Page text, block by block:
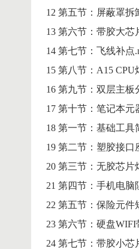
12 第五节：屏蔽罩拆
13 第六节：带胶大芯
14 第七节：飞线补点
15 第八节：A15 CPU
16 第九节：双层主板
17 第十节：笔记本元
18 第一节：基础工具
19 第二节：塑胶接口
20 第三节：无胶芯片
21 第四节：手机电脑
22 第五节：保险元件
23 第六节：硬盘
24 第七节：带胶小芯